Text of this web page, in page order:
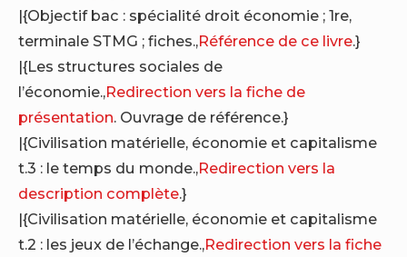
|{Objectif bac : spécialité droit économie ; 1re,
terminale STMG ; fiches.,Référence de ce livre.}
|{Les structures sociales de
l’économie.,Redirection vers la fiche de
présentation. Ouvrage de référence.}
|{Civilisation matérielle, économie et capitalisme
t.3 : le temps du monde.,Redirection vers la
description complète.}
|{Civilisation matérielle, économie et capitalisme
t.2 : les jeux de l’échange.,Redirection vers la fiche